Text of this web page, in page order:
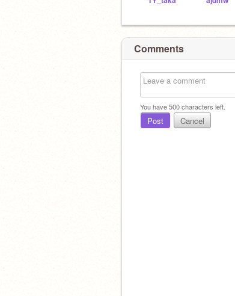
Comments
You have500characters left.
Post Cancel